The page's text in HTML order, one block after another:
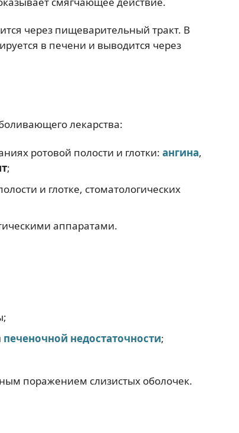
через пищеварительный тракт. В
в печени и выводится через
лекарства:
ротовой полости и глотки: ангина,
;
и глотке, стоматологических
аппаратами.
печеночной недостаточности;
поражением слизистых оболочек.